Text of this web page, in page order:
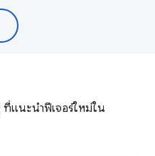
ที่แนะนำฟีเจอร์ใหม่ใน